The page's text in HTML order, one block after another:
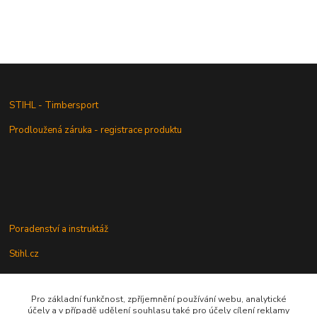
STIHL - Timbersport
Prodloužená záruka - registrace produktu
Poradenství a instruktáž
Stihl.cz
Údržba a servis
Pro základní funkčnost, zpříjemnění používání webu, analytické
účely a v případě udělení souhlasu také pro účely cílení reklamy